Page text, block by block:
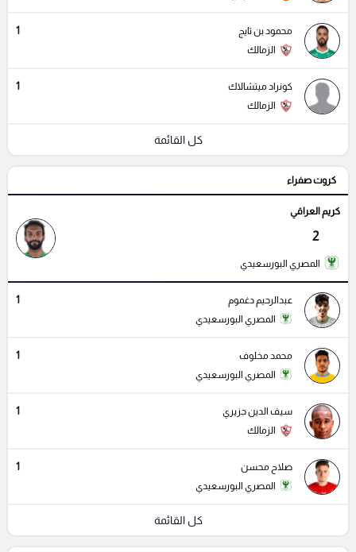
محمود بن تايج 1
الزمالك
كونراد ميتشالاك 1
الزمالك
كل القائمة
كروت صفراء
كريم العراقي
2
المصري البورسعيدي
عبدالرحيم دغموم 1
المصري البورسعيدي
محمد مخلوف 1
المصري البورسعيدي
سيف الدين جزيري 1
الزمالك
صلاح محسن 1
المصري البورسعيدي
كل القائمة